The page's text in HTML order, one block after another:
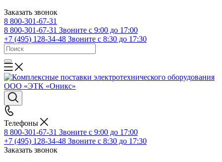
Заказать звонок
8 800-301-67-31
8 800-301-67-31 Звоните с 9:00 до 17:00
+7 (495) 128-34-48 Звоните с 8:30 до 17:30
Телефоны
8 800-301-67-31 Звоните с 9:00 до 17:00
+7 (495) 128-34-48 Звоните с 8:30 до 17:30
Заказать звонок